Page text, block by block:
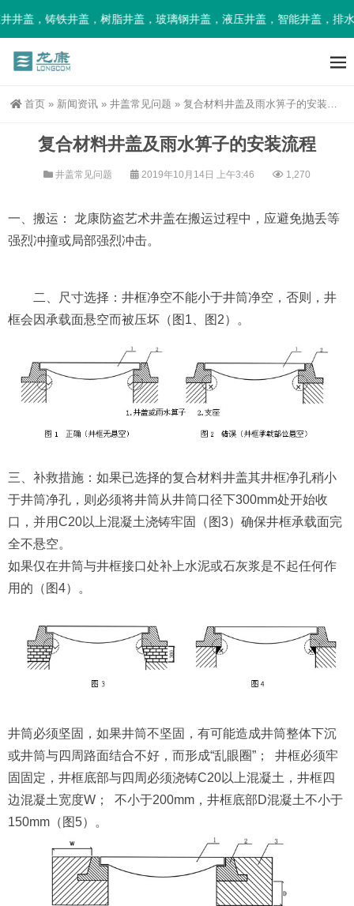
盖，铸铁井盖，树脂井盖，玻璃钢井盖，液压井盖，智能井盖，排水
首页 » 新闻资讯 » 井盖常见问题 » 复合材料井盖及雨水箅子的安装流程
复合材料井盖及雨水箅子的安装流程
井盖常见问题 2019年10月14日 上午3:46 1,270
一、搬运： 龙康防盗艺术井盖在搬运过程中，应避免抛丢等
强烈冲撞或局部强烈冲击。
二、尺寸选择：井框净空不能小于井筒净空，否则，井
框会因承载面悬空而被压坏（图1、图2）。
三、补救措施：如果已选择的复合材料井盖其井框净孔稍小
于井筒净孔，则必须将井筒从井筒口径下300mm处开始收
口，并用C20以上混凝土浇铸牢固（图3）确保井框承载面完
全不悬空。
如果仅在井筒与井框接口处补上水泥或石灰浆是不起任何作
用的（图4）。
井筒必须坚固，如果井筒不坚固，有可能造成井筒整体下沉
或井筒与四周路面结合不好，而形成“乱眼圈”； 井框必须牢
固固定，井框底部与四周必须浇铸C20以上混凝土，井框四
边混凝土宽度W； 不小于200mm，井框底部D混凝土不小于
150mm（图5）。